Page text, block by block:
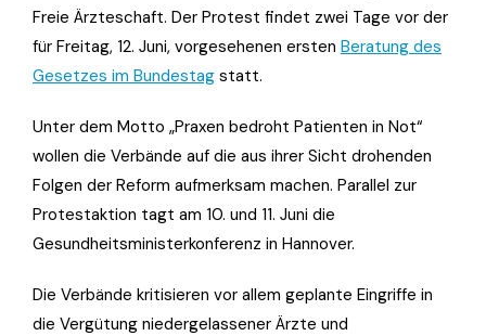
Freie Ärzteschaft. Der Protest findet zwei Tage vor der
für Freitag, 12. Juni, vorgesehenen ersten Beratung des
Gesetzes im Bundestag statt.
Unter dem Motto „Praxen bedroht Patienten in Not“
wollen die Verbände auf die aus ihrer Sicht drohenden
Folgen der Reform aufmerksam machen. Parallel zur
Protestaktion tagt am 10. und 11. Juni die
Gesundheitsministerkonferenz in Hannover.
Die Verbände kritisieren vor allem geplante Eingriffe in
die Vergütung niedergelassener Ärzte und